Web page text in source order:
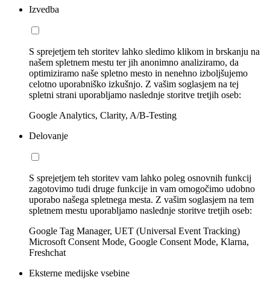
Izvedba
S sprejetjem teh storitev lahko sledimo klikom in brskanju na
našem spletnem mestu ter jih anonimno analiziramo, da
optimiziramo naše spletno mesto in nenehno izboljšujemo
celotno uporabniško izkušnjo. Z vašim soglasjem na tej
spletni strani uporabljamo naslednje storitve tretjih oseb:
Google Analytics, Clarity, A/B-Testing
Delovanje
S sprejetjem teh storitev vam lahko poleg osnovnih funkcij
zagotovimo tudi druge funkcije in vam omogočimo udobno
uporabo našega spletnega mesta. Z vašim soglasjem na tem
spletnem mestu uporabljamo naslednje storitve tretjih oseb:
Google Tag Manager, UET (Universal Event Tracking)
Microsoft Consent Mode, Google Consent Mode, Klarna,
Freshchat
Eksterne medijske vsebine